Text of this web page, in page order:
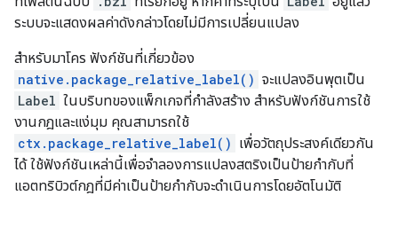
ระบบจะแสดงผลค่าดังกล่าวโดยไม่มีการเปลี่ยนแปลง
สำหรับมาโคร ฟังก์ชันที่เกี่ยวข้อง
native.package_relative_label() จะแปลงอินพุตเป็น
Label ในบริบทของแพ็กเกจที่กำลังสร้าง สำหรับฟังก์ชันการใช้
งานกฎและแง่มุม คุณสามารถใช้
ctx.package_relative_label() เพื่อวัตถุประสงค์เดียวกัน
ได้ ใช้ฟังก์ชันเหล่านี้เพื่อจำลองการแปลงสตริงเป็นป้ายกำกับที่
แอตทริบิวต์กฎที่มีค่าเป็นป้ายกำกับจะดำเนินการโดยอัตโนมัติ